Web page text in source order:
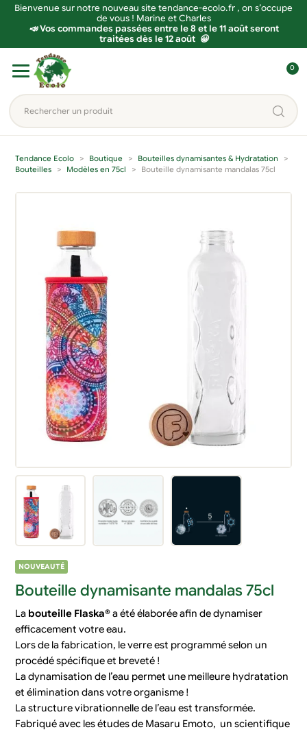
Bienvenue sur notre nouveau site tendance-ecolo.fr , on s’occupe
de vous ! Marine et Charles
📣 Vos commandes passées entre le 8 et le 11 août seront
traitées dès le 12 août 😀
navigation
contenu
Rechercher
un
produit...
o
n
x
0
Tendance Ecolo Boutique
Bouteilles dynamisantes & Hydratation
Bouteilles
Modèles en 75cl Bouteille dynamisante mandalas 75cl
NOUVEAUTÉ
Bouteille dynamisante mandalas 75cl
La bouteille Flaska®a été élaborée afin de dynamiser
efficacement votre eau.
Lors de la fabrication, le verre est programmé selon un
procédé spécifique et breveté !
La dynamisation de l’eau permet une meilleure hydratation
et élimination dans votre organisme !
La structure vibrationnelle de l’eau est transformée.
Fabriqué avec les études de Masaru Emoto, un scientifique